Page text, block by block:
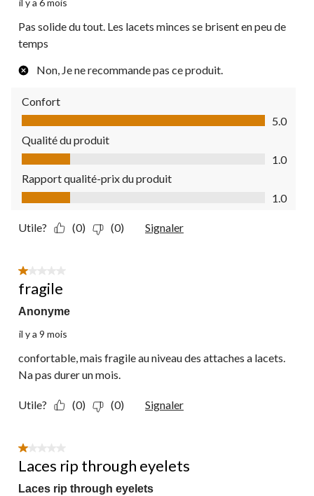
il y a 6 mois
Pas solide du tout. Les lacets minces se brisent en peu de
temps
Non, Je ne recommande pas ce produit.
Confort
Confort, 5.0 sur 5
5.0
Qualité du produit
Qualité du produit, 1.0 sur 5
1.0
Rapport qualité-prix du produit
Rapport qualité-prix du produit, 1.0 sur 5
1.0
Utile? (0) (0) Signaler
1 étoile(s) sur 5.
fragile
Anonyme
il y a 9 mois
confortable, mais fragile au niveau des attaches a lacets.
Na pas durer un mois.
Utile? (0) (0) Signaler
1 étoile(s) sur 5.
Laces rip through eyelets
Laces rip through eyelets